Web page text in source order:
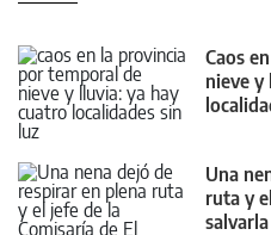
Caos
nieve y
Una
ruta y
salvarla